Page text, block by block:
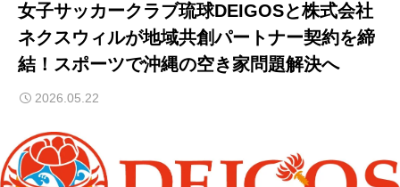
女子サッカークラブ琉球DEIGOSと株式会社
ネクスウィルが地域共創パートナー契約を締
結！スポーツで沖縄の空き家問題解決へ
2026.05.22